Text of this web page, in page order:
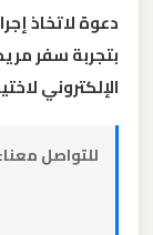
دعوة لاتخاذ
بتجربة سفر
الإلكتروني
للتواصل معنا:
ليموزين
مطار